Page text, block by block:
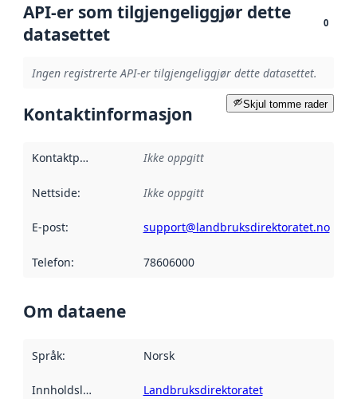
API-er som tilgjengeliggjør dette
datasettet
0
Ingen registrerte API-er tilgjengeliggjør dette datasettet.
Skjul tomme rader
Kontaktinformasjon
Kontaktpunkt Ikke oppgitt
Nettside: Ikke oppgitt
E-post: support@landbruksdirektoratet.no
Telefon: 78606000
Om dataene
Språk: Norsk
Innholdsleverandører :
Landbruksdirektoratet